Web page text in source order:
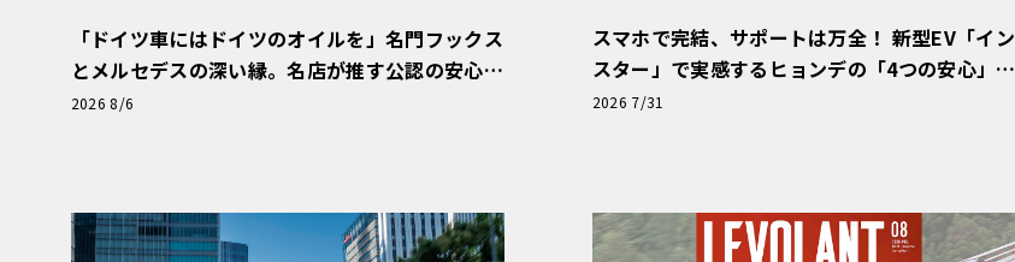
「ドイツ車にはドイツのオイルを」名門フックス
とメルセデスの深い縁。名店が推す公認の安心
と、Cクラスで味わうシルキーな走り〈PR〉
2026 8/6
スマホで完結、サポートは万全！ 新型EV「イン
スター」で実感するヒョンデの「4つの安心」
【第1回・ヒョンデ6つの疑問：Why? Hyunda
2026 7/31